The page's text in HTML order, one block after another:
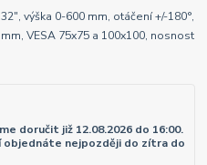
výška 0-600 mm, otáčení +/-180°,
VESA 75x75 a 100x100, nosnost
doručit již 12.08.2026 do 16:00.
objednáte nejpozději do zítra do